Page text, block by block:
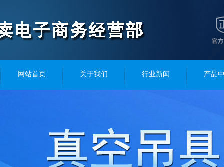
网站首页 关于我们 行业新闻 产品